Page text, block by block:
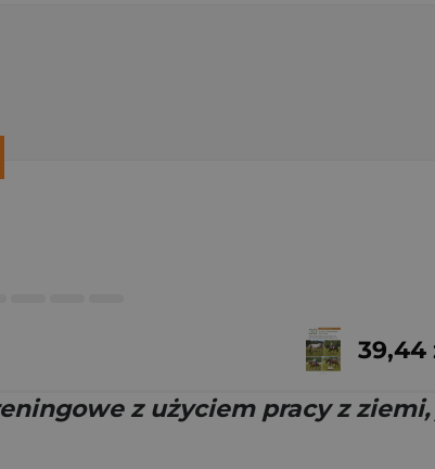
39,44
z użyciem pracy z